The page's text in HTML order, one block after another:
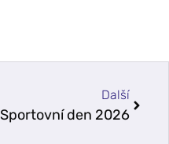
Další
Sportovní den 2026